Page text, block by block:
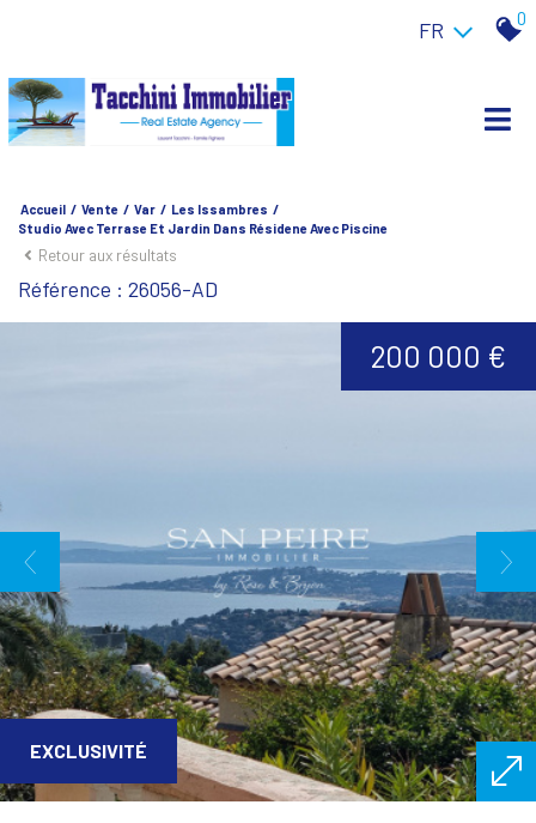
FR 0
Accueil Vente Var
Les Issambres
Studio Avec Terrase Et Jardin Dans Résidene Avec Piscine
Retour aux résultats
Référence : 26056-AD
EXCLUSIVITÉ
200 000 €